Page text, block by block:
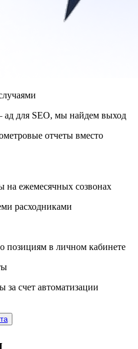
для SEO, мы найдем выход
отчеты вместо
на ежемесячных созвонах
расходниками
позициям в личном кабинете
за счет автоматизации